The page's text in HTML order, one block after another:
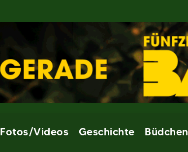
Fotos/Videos Geschichte Büdchen